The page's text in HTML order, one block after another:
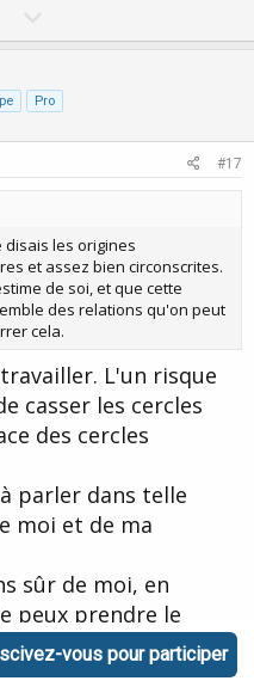
o
n
Pro
#17
disais les origines
et assez bien circonscrites.
de soi, et que cette
des relations qu'on peut
cela.
L'un risque
casser les cercles
des cercles
parler dans telle
moi et de ma
sûr de moi, en
peux prendre le
n'est pas important
autant que je
vous pour participer